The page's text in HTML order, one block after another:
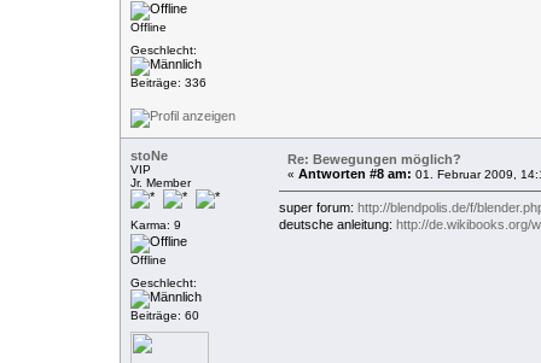
Offline
Geschlecht:
Beiträge: 336
stoNe
VIP
Jr. Member
Karma: 9
Offline
Geschlecht:
Beiträge: 60
Re: Bewegungen möglich?
« Antworten #8 am: 01. Februar 2009,
super forum: http://blendpolis.de/f/
deutsche anleitung: http://de.wikibooks.org/